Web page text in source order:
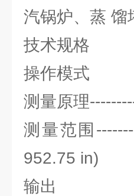
汽锅炉、蒸 馏
技术规格
操作模式
测量原理
测量范围
952.75 in)
输出